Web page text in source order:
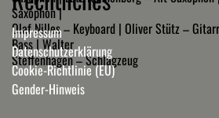
Saxophon |
Olaf Nilles – Keyboard | Oliver Stütz –
Bass | Walter
Steffenhagen – Schlagzeug
Impressum
Datenschutzerklärung
Cookie-Richtlinie (EU)
Gender-Hinweis